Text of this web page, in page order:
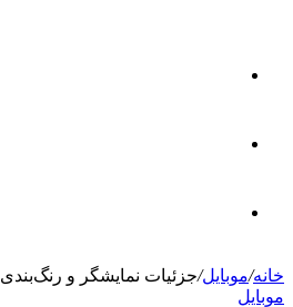
برای خانه/موبایل/جزئیات نمایشگر و رنگ‌بندی Redmi 14C 5G از زبان ردمی
موبایل